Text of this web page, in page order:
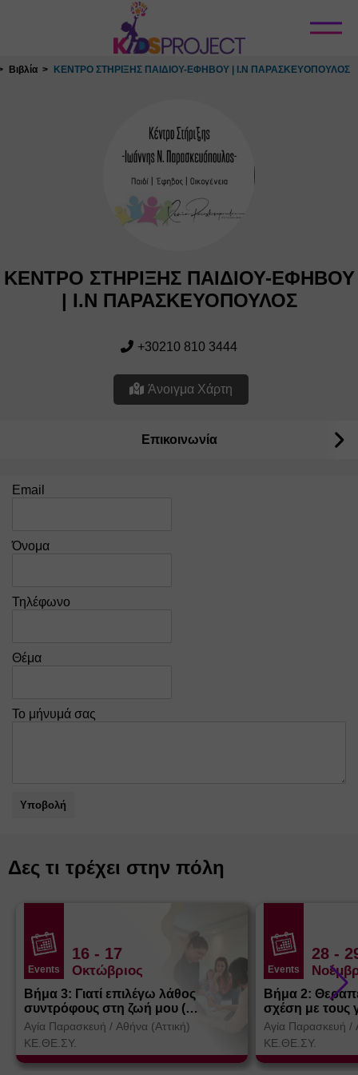
Κλείσιμο
Βιβλία ΚΕΝΤΡΟ ΣΤΗΡΙΞΗΣ ΠΑΙΔΙΟΥ-ΕΦΗΒΟΥ | Ι.Ν ΠΑΡΑΣΚΕΥΟΠΟΥΛΟΣ
ΚΕΝΤΡΟ ΣΤΗΡΙΞΗΣ ΠΑΙΔΙΟΥ-ΕΦΗΒΟΥ
| Ι.Ν ΠΑΡΑΣΚΕΥΟΠΟΥΛΟΣ
+30210 810 3444
Άνοιγμα Χάρτη
Επικοινωνία
Email
Όνομα
Τηλέφωνο
Θέμα
Το μήνυμά σας
Υποβολή
Δες τι τρέχει στην πόλη
Events
16 - 17
Οκτώβριος
Βήμα 3: Γιατί επιλέγω λάθος
συντρόφους στη ζωή μου (
Θεσσαλονίκη)
Αγία Παρασκευή / Αθήνα (Αττική)
ΚΕ.ΘΕ.ΣΥ.
Events
28 -
Βήμα 2:
σχέση με τους
Αγία Παρασκευή /
ΚΕ.ΘΕ.ΣΥ.